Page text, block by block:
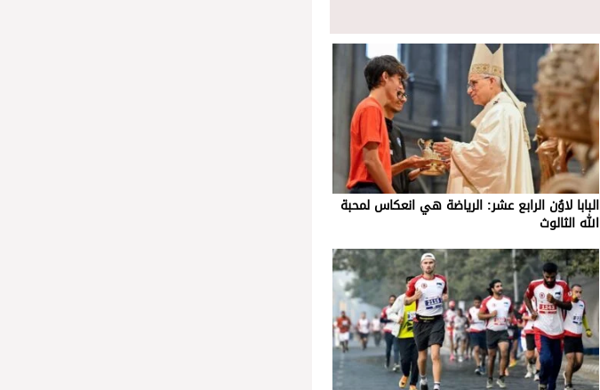
البابا لاوُن الرابع عشر: الرياضة هي انعكاس لمحبة
الله الثالوث